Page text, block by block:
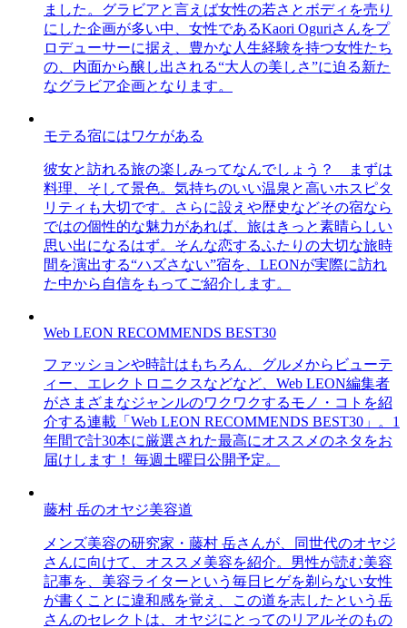
ました。グラビアと言えば女性の若さとボディを売り
にした企画が多い中、女性であるKaori Oguriさんをプ
ロデューサーに据え、豊かな人生経験を持つ女性たち
の、内面から醸し出される“大人の美しさ”に迫る新た
なグラビア企画となります。
モテる宿にはワケがある
彼女と訪れる旅の楽しみってなんでしょう？ まずは
料理、そして景色。気持ちのいい温泉と高いホスピタ
リティも大切です。さらに設えや歴史などその宿なら
ではの個性的な魅力があれば、旅はきっと素晴らしい
思い出になるはず。そんな恋するふたりの大切な旅時
間を演出する“ハズさない”宿を、LEONが実際に訪れ
た中から自信をもってご紹介します。
Web LEON RECOMMENDS BEST30
ファッションや時計はもちろん、グルメからビューテ
ィー、エレクトロニクスなどなど、Web LEON編集者
がさまざまなジャンルのワクワクするモノ・コトを紹
介する連載「Web LEON RECOMMENDS BEST30」。1
年間で計30本に厳選された最高にオススメのネタをお
届けします！ 毎週土曜日公開予定。
藤村 岳のオヤジ美容道
メンズ美容の研究家・藤村 岳さんが、同世代のオヤジ
さんに向けて、オススメ美容を紹介。男性が読む美容
記事を、美容ライターという毎日ヒゲを剃らない女性
が書くことに違和感を覚え、この道を志したという岳
さんのセレクトは、オヤジにとってのリアルそのもの